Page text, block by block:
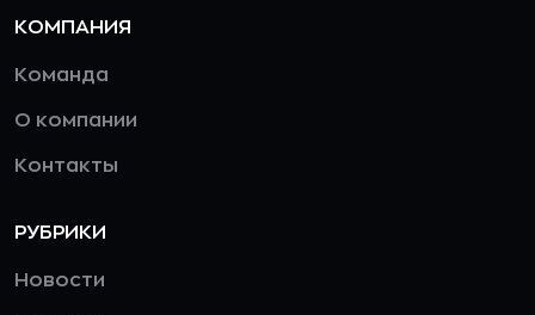
КОМПАНИЯ
Команда
О компании
Контакты
РУБРИКИ
Новости